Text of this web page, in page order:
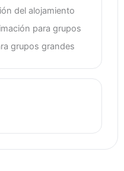
del alojamiento
para grupos
grupos grandes